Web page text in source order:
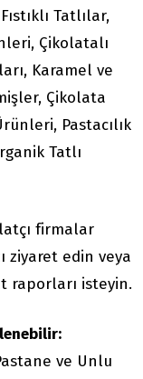
Tatlılar,
Çikolatalı
Karamel ve
Çikolata
Pastacılık
Tatlı
firmalar
ziyaret edin veya
raporları isteyin.
ve Unlu